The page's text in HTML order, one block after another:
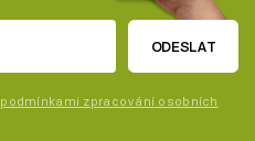
ODESLAT
podmínkami zpracování osobních